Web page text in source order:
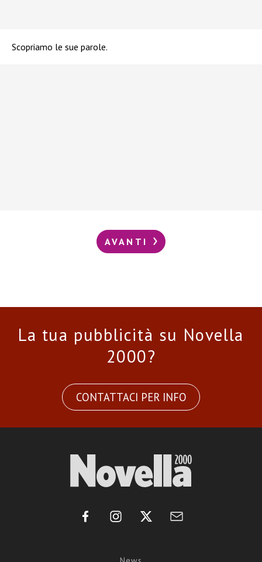
Scopriamo le sue parole.
AVANTI
La tua pubblicità su Novella
2000?
CONTATTACI PER INFO